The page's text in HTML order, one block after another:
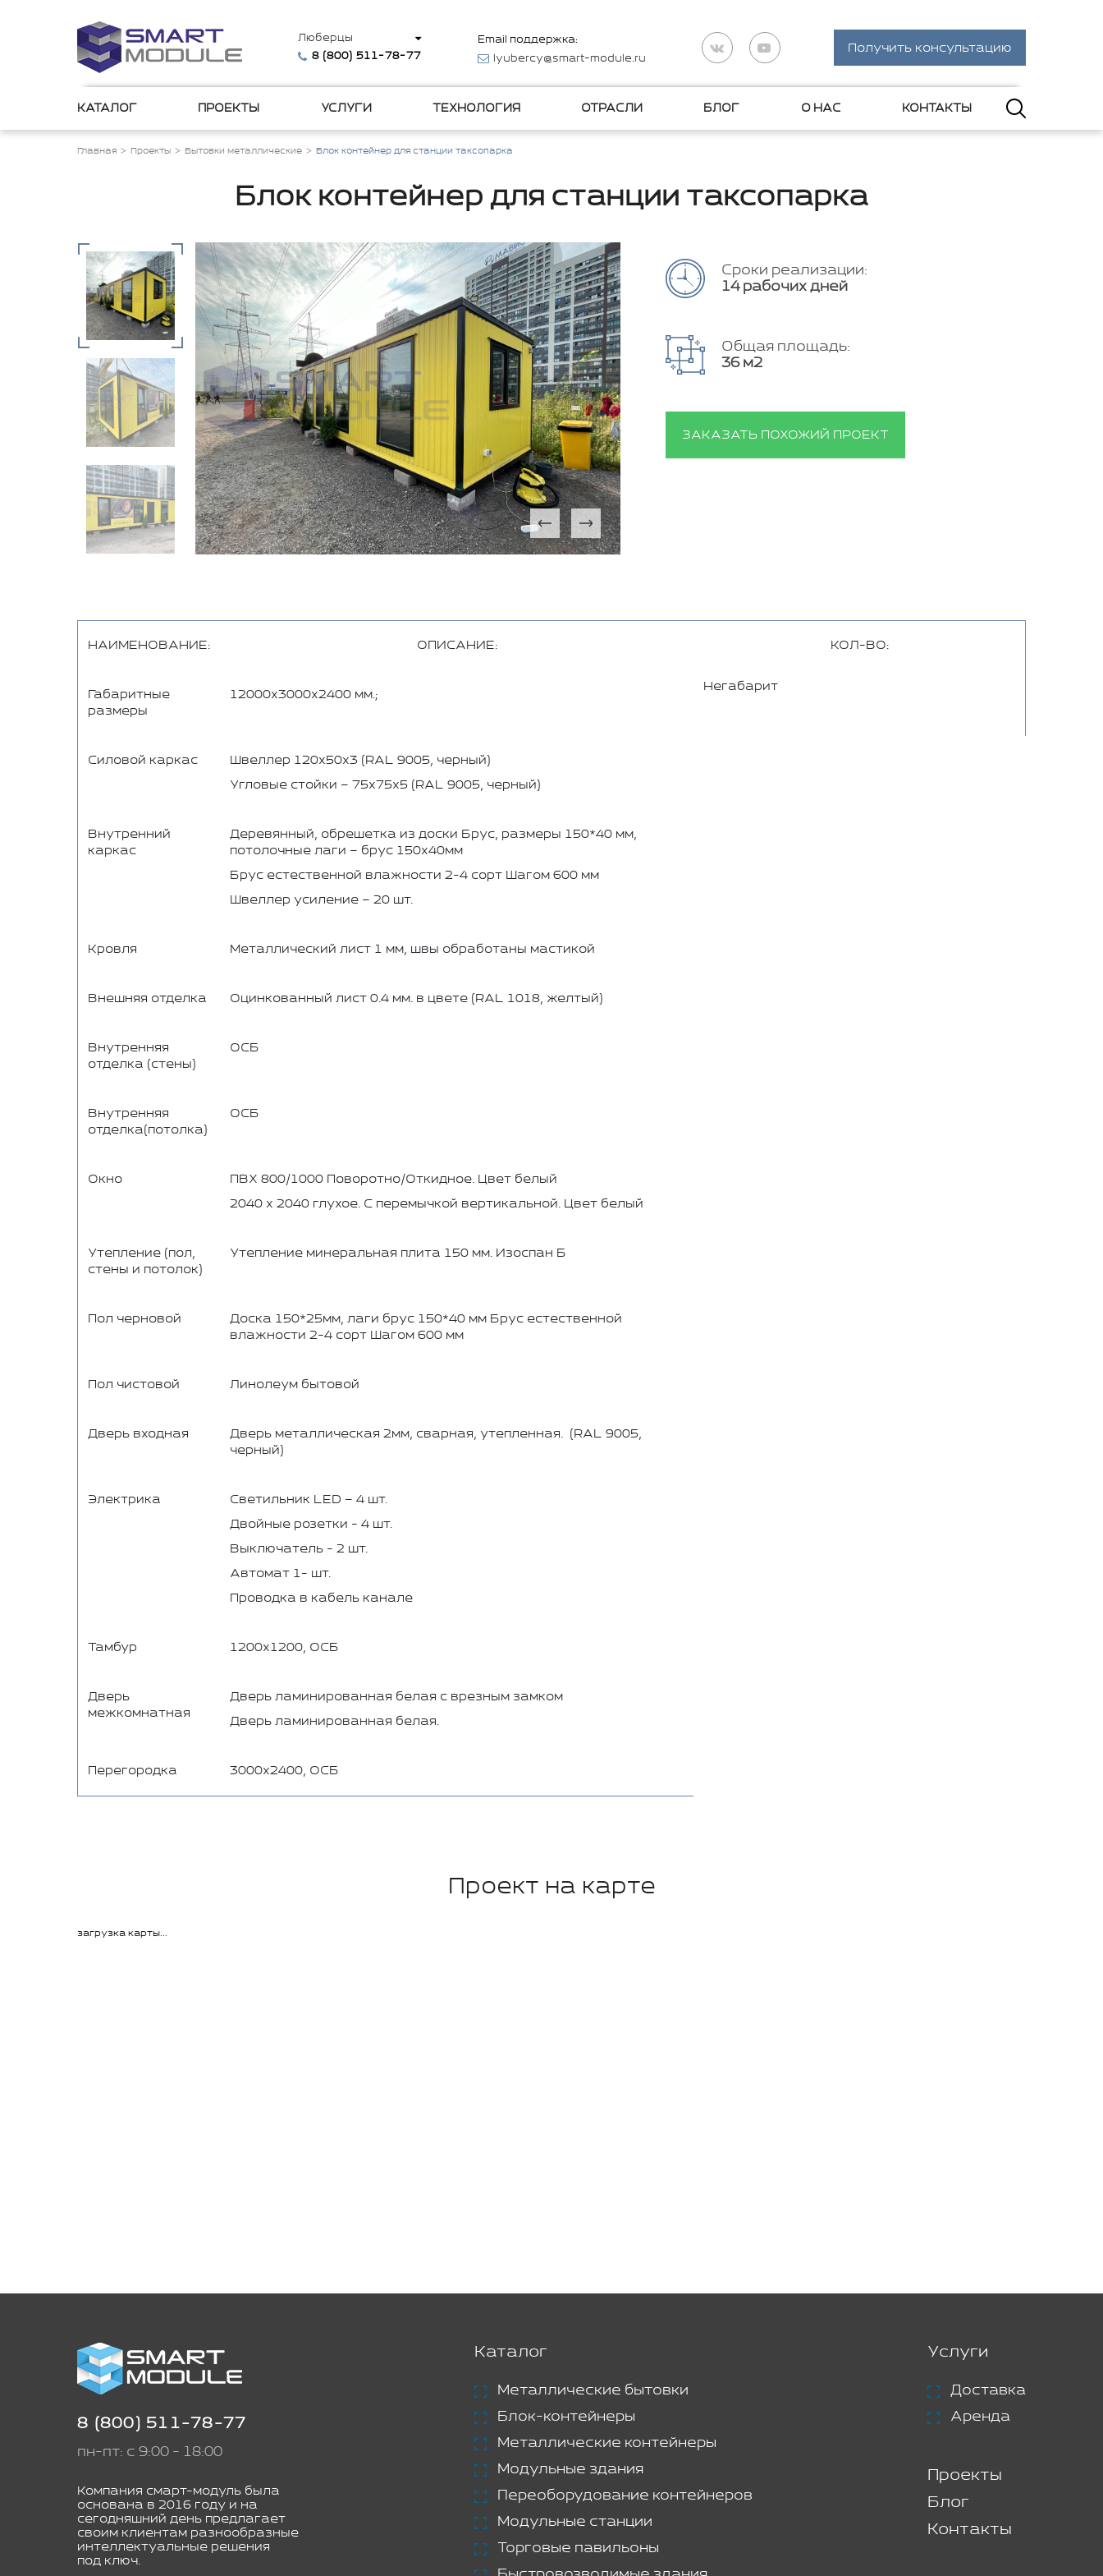
Люберцы
8 (800) 511-78-77
Email поддержка:
lyubercy@smart-module.ru
Получить консультацию
КАТАЛОГ ПРОЕКТЫ УСЛУГИ ТЕХНОЛОГИЯ ОТРАСЛИ БЛОГ О НАС КОНТАКТЫ
Главная Проекты Бытовки металлические Блок контейнер для станции таксопарка
Блок контейнер для станции таксопарка
Сроки реализации:
14 рабочих дней
Общая площадь:
36 м2
ЗАКАЗАТЬ ПОХОЖИЙ ПРОЕКТ
НАИМЕНОВАНИЕ: ОПИСАНИЕ: КОЛ-ВО:
Габаритные
размеры
12000х3000х2400 мм.;
Негабарит
Силовой каркас
Швеллер 120х50х3 (RAL 9005, черный)
Угловые стойки – 75х75х5 (RAL 9005, черный)
Внутренний
каркас
Деревянный, обрешетка из доски Брус, размеры 150*40 мм,
потолочные лаги – брус 150х40мм
Брус естественной влажности 2-4 сорт Шагом 600 мм
Швеллер усиление – 20 шт.
Кровля Металлический лист 1 мм, швы обработаны мастикой
Внешняя отделка Оцинкованный лист 0.4 мм. в цвете (RAL 1018, желтый)
Внутренняя
отделка (стены)
ОСБ
Внутренняя
отделка(потолка)
ОСБ
Окно
ПВХ 800/1000 Поворотно/Откидное. Цвет белый
2040 х 2040 глухое. С перемычкой вертикальной. Цвет белый
Утепление (пол,
стены и потолок)
Утепление минеральная плита 150 мм. Изоспан Б
Пол черновой
Доска 150*25мм, лаги брус 150*40 мм Брус естественной
влажности 2-4 сорт Шагом 600 мм
Пол чистовой Линолеум бытовой
Дверь входная
Дверь металлическая 2мм, сварная, утепленная. (RAL 9005,
черный)
Электрика
Светильник LED – 4 шт.
Двойные розетки - 4 шт.
Выключатель - 2 шт.
Автомат 1- шт.
Проводка в кабель канале
Тамбур 1200х1200, ОСБ
Дверь
межкомнатная
Дверь ламинированная белая с врезным замком
Дверь ламинированная белая.
Перегородка 3000х2400, ОСБ
Проект на карте
загрузка карты...
8 (800) 511-78-77
пн-пт: с 9:00 - 18:00
Компания смарт-модуль была
основана в 2016 году и на
сегодняшний день предлагает
своим клиентам разнообразные
интеллектуальные решения
под ключ.
Каталог
Металлические бытовки
Блок-контейнеры
Металлические контейнеры
Модульные здания
Переоборудование контейнеров
Модульные станции
Торговые павильоны
Услуги
Доставка
Аренда
Проекты
Блог
Контакты